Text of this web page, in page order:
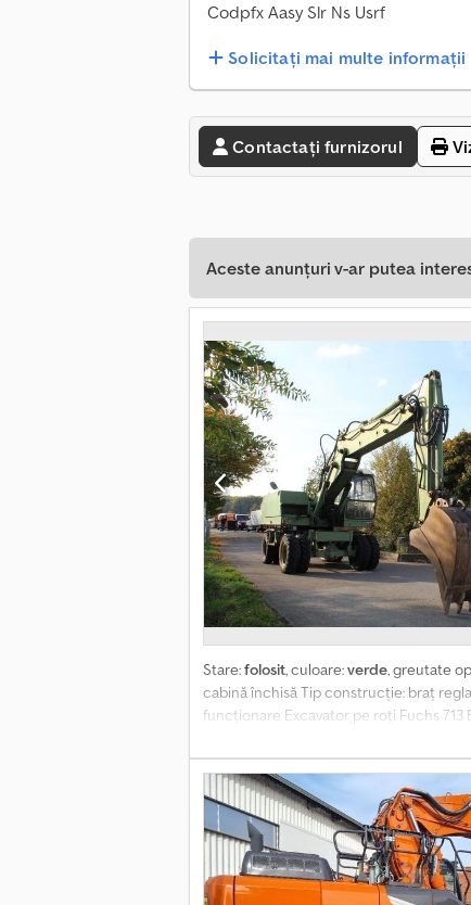
Codpfx Aasy Slr Ns Usrf
Solicitați mai multe informații
Contactați furnizorul
Aceste anunțuri v-ar putea
Stare:folosit, culoare:verde, greutate
cabină închisă Tip construcție: braț
funcționare Excavator pe roți Fuchs
vehicule second-hand. Găsiți mai
dreptul la erori și vânzare intermediară.